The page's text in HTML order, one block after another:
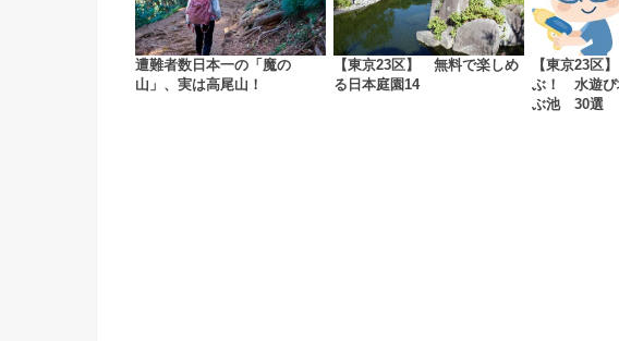
遭難者数日本一の「魔の
山」、実は高尾山！
【東京23区】 無料で楽しめ
る日本庭園14
【東京23区
ぶ！ 水遊び
ぶ池 30選